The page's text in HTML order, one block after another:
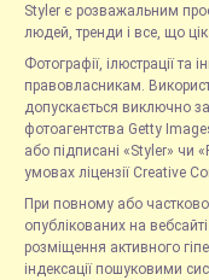
Styler є розважальним
людей, тренди і все, що
Фотографії, ілюстрації та
правовласникам.
допускається виключно
фотоагентства Getty
або підписані «Styler» чи
умовах ліцензії Creative
При повному або
опублікованих на
розміщення активного
індексації пошуковими